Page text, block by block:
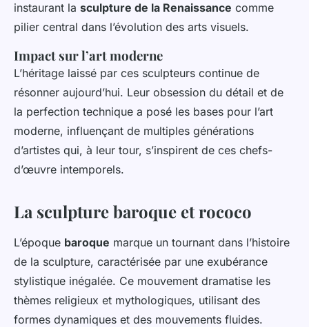
instaurant la sculpture de la Renaissance comme
pilier central dans l’évolution des arts visuels.
Impact sur l’art moderne
L’héritage laissé par ces sculpteurs continue de
résonner aujourd’hui. Leur obsession du détail et de
la perfection technique a posé les bases pour l’art
moderne, influençant de multiples générations
d’artistes qui, à leur tour, s’inspirent de ces chefs-
d’œuvre intemporels.
La sculpture baroque et rococo
L’époque baroque marque un tournant dans l’histoire
de la sculpture, caractérisée par une exubérance
stylistique inégalée. Ce mouvement dramatise les
thèmes religieux et mythologiques, utilisant des
formes dynamiques et des mouvements fluides.